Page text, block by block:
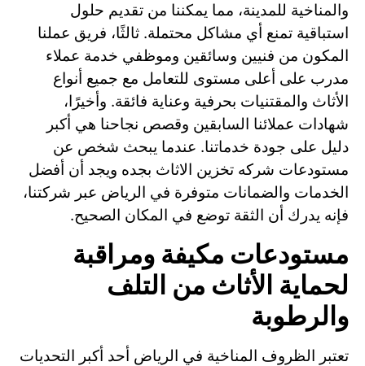
والمناخية للمدينة، مما يمكننا من تقديم حلول
استباقية تمنع أي مشاكل محتملة. ثالثًا، فريق عملنا
المكون من فنيين وسائقين وموظفي خدمة عملاء
مدرب على أعلى مستوى للتعامل مع جميع أنواع
الأثاث والمقتنيات بحرفية وعناية فائقة. وأخيرًا،
شهادات عملائنا السابقين وقصص نجاحنا هي أكبر
دليل على جودة خدماتنا. عندما يبحث شخص عن
مستودعات شركه تخزين الاثاث بجده ويجد أن أفضل
الخدمات والضمانات متوفرة في الرياض عبر شركتنا،
فإنه يدرك أن الثقة توضع في المكان الصحيح.
مستودعات مكيفة ومراقبة
لحماية الأثاث من التلف
والرطوبة
تعتبر الظروف المناخية في الرياض أحد أكبر التحديات